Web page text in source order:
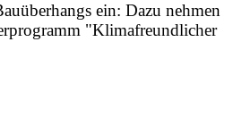
ein: Dazu nehmen
"Klimafreundlicher